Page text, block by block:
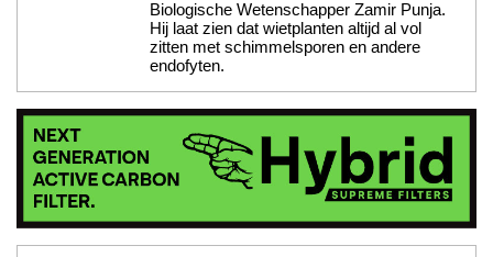
Biologische Wetenschapper Zamir Punja.
Hij laat zien dat wietplanten altijd al vol
zitten met schimmelsporen en andere
endofyten.